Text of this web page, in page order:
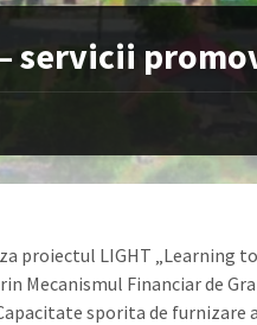
servicii
proiectul LIGHT „Learning
Financiar de
sporita de furnizare